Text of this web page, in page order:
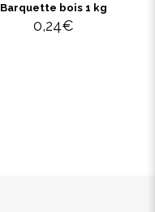
Barquette bois 1 kg
0,24€